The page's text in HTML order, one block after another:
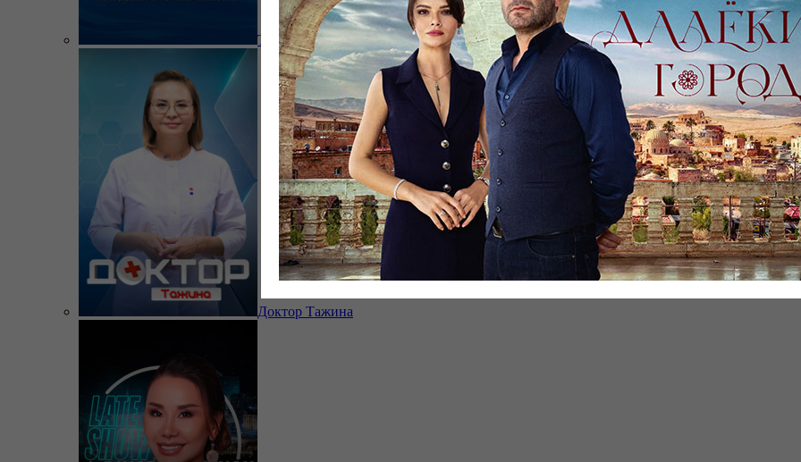
Тағдырлас тамырлар
Доктор Тажина